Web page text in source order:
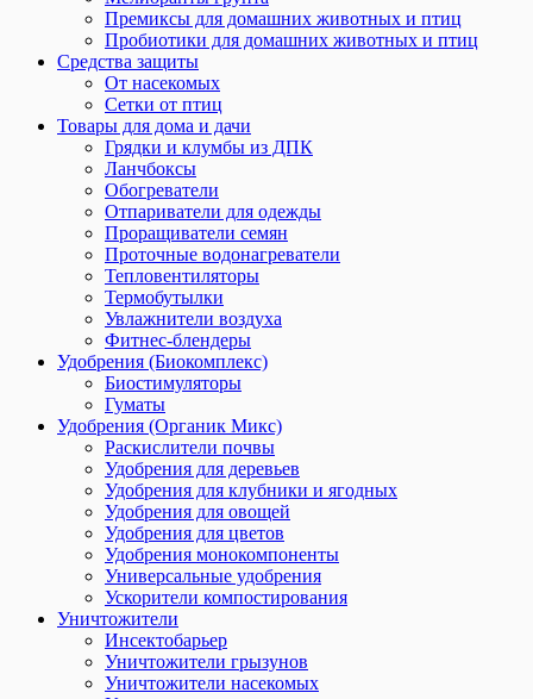
Премиксы для домашних животных и птиц
Пробиотики для домашних животных и птиц
Средства защиты
От насекомых
Сетки от птиц
Товары для дома и дачи
Грядки и клумбы из ДПК
Ланчбоксы
Обогреватели
Отпариватели для одежды
Проращиватели семян
Проточные водонагреватели
Тепловентиляторы
Термобутылки
Увлажнители воздуха
Фитнес-блендеры
Удобрения (Биокомплекс)
Биостимуляторы
Гуматы
Удобрения (Органик Микс)
Раскислители почвы
Удобрения для деревьев
Удобрения для клубники и ягодных
Удобрения для овощей
Удобрения для цветов
Удобрения монокомпоненты
Универсальные удобрения
Ускорители компостирования
Уничтожители
Инсектобарьер
Уничтожители грызунов
Уничтожители насекомых